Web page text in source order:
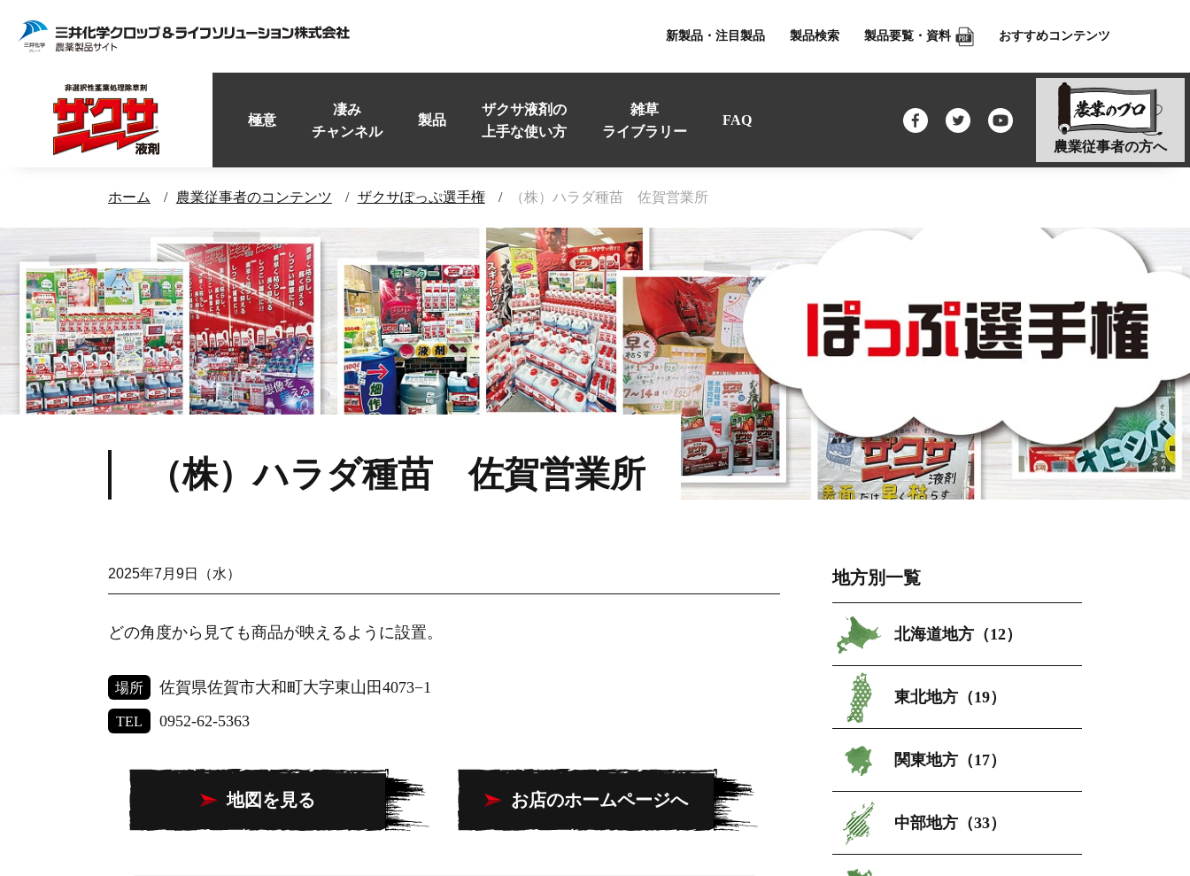
新製品・注目製品 製品検索 製品要覧・資料 おすすめコンテンツ
極意
凄み
チャンネル
製品
ザクサ液剤の
上手な使い方
雑草
ライブラリー
FAQ
農業従事者の方へ
ホーム 農業従事者のコンテンツ ザクサぽっぷ選手権 （株）ハラダ種苗 佐賀営業所
（株）ハラダ種苗 佐賀営業所
2025年7月9日（水）
どの角度から見ても商品が映えるように設置。
場所 佐賀県佐賀市大和町大字東山田4073−1
TEL 0952-62-5363
地図を見る お店のホームページへ
地方別一覧
北海道地方（12）
東北地方（19）
関東地方（17）
中部地方（33）